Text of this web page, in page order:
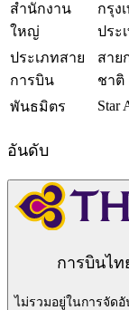
สำนักงาน
ใหญ่
กรุง
ประ
ประเภทสาย
การบิน
สาย
ชาติ
พันธมิตร
Star
อันดับ
การบินไท
ไม่รวมอยู่ในการจัด